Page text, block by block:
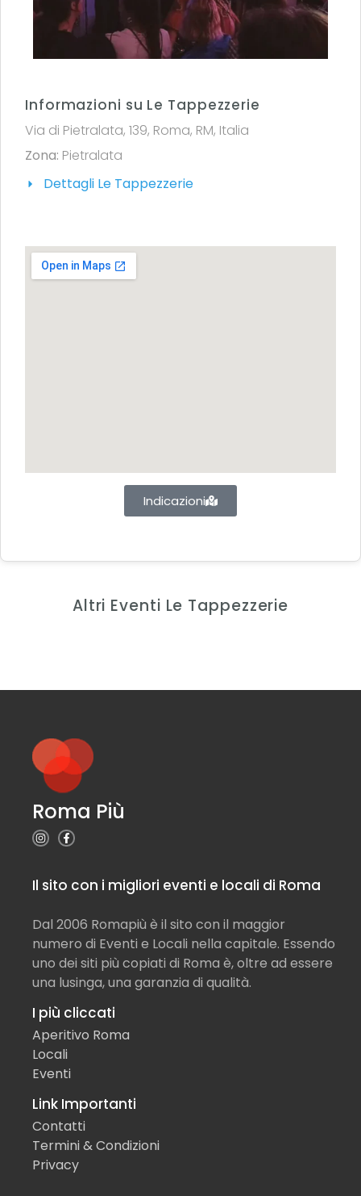
Informazioni su Le Tappezzerie
Via di Pietralata, 139, Roma, RM, Italia
Zona: Pietralata
Dettagli Le Tappezzerie
Indicazioni
Altri Eventi Le Tappezzerie
Roma Più
Il sito con i migliori eventi e locali di Roma
Dal 2006 Romapiù è il sito con il maggior
numero di Eventi e Locali nella capitale. Essendo
uno dei siti più copiati di Roma è, oltre ad essere
una lusinga, una garanzia di qualità.
I più cliccati
Aperitivo Roma
Locali
Eventi
Link Importanti
Contatti
Termini & Condizioni
Privacy